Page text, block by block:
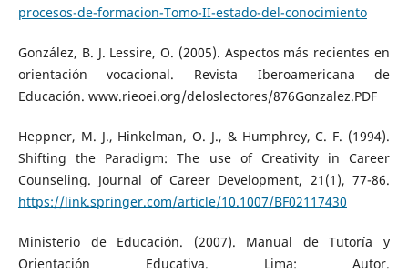
procesos-de-formacion-Tomo-II-estado-del-conocimiento
González, B. J. Lessire, O. (2005). Aspectos más recientes en
orientación vocacional. Revista Iberoamericana de
Educación. www.rieoei.org/deloslectores/876Gonzalez.PDF
Heppner, M. J., Hinkelman, O. J., & Humphrey, C. F. (1994).
Shifting the Paradigm: The use of Creativity in Career
Counseling. Journal of Career Development, 21(1), 77-86.
https://link.springer.com/article/10.1007/BF02117430
Ministerio de Educación. (2007). Manual de Tutoría y
Orientación Educativa. Lima: Autor.